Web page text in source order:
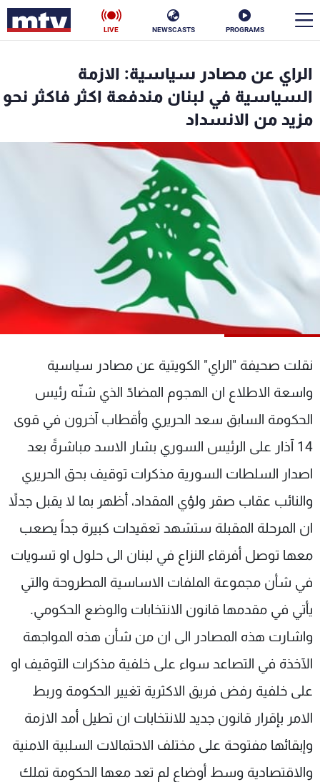
PROGRAMS
NEWSCASTS
LIVE
الراي عن مصادر سياسية: الازمة
السياسية في لبنان مندفعة اكثر فاكثر نحو
مزيد من الانسداد
نقلت صحيفة "الراي" الكويتية عن مصادر سياسية
واسعة الاطلاع ان الهجوم المضادّ الذي شنّه رئيس
الحكومة السابق سعد الحريري وأقطاب آخرون في قوى
14 آذار على الرئيس السوري بشار الاسد مباشرةً بعد
اصدار السلطات السورية مذكرات توقيف بحق الحريري
والنائب عقاب صقر ولؤي المقداد، أظهر بما لا يقبل جدلاً
ان المرحلة المقبلة ستشهد تعقيدات كبيرة جداً يصعب
معها توصل أفرقاء النزاع في لبنان الى حلول او تسويات
في شأن مجموعة الملفات الاساسية المطروحة والتي
يأتي في مقدمها قانون الانتخابات والوضع الحكومي.
واشارت هذه المصادر الى ان من شأن هذه المواجهة
الآخذة في التصاعد سواء على خلفية مذكرات التوقيف او
على خلفية رفض فريق الاكثرية تغيير الحكومة وربط
الامر بإقرار قانون جديد للانتخابات ان تطيل أمد الازمة
وإبقائها مفتوحة على مختلف الاحتمالات السلبية الامنية
والاقتصادية وسط أوضاع لم تعد معها الحكومة تملك
الأخبار
سياسة
إقتصاد
منوعات رياضة
البرامج
جدول البرامج
شاهد البرامج
عن MTV
الإنـتـاج
لاعلاناتكم
وظائف
تواصل معنا
شروط الإسـتخدام
سياسة الخصوصية